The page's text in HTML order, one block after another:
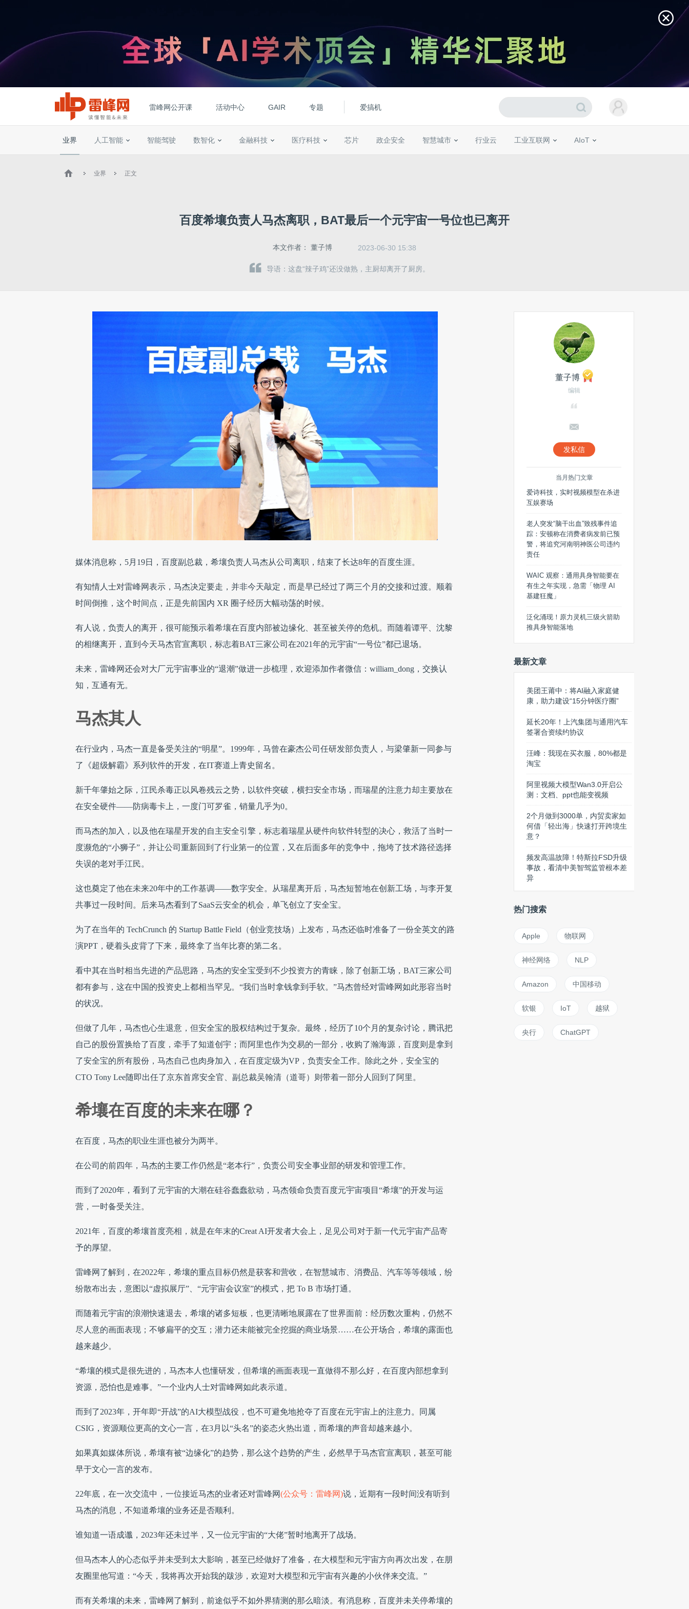
雷峰网公开课 活动中心 GAIR 专题 爱搞机
业界 人工智能 智能驾驶 数智化 金融科技 医疗科技 芯片 政企安全 智慧城市 行业云 工业互联网 AIoT
业界 正文
百度希壤负责人马杰离职，BAT最后一个元宇宙一号位也已离开
本文作者： 董子博 2023-06-30 15:38
导语：这盘“辣子鸡”还没做熟，主厨却离开了厨房。
媒体消息称，5月19日，百度副总裁，希壤负责人马杰从公司离职，结束了长达8年的百度生涯。
有知情人士对雷峰网表示，马杰决定要走，并非今天敲定，而是早已经过了两三个月的交接和过渡。顺着
时间倒推，这个时间点，正是先前国内 XR 圈子经历大幅动荡的时候。
有人说，负责人的离开，很可能预示着希壤在百度内部被边缘化、甚至被关停的危机。而随着谭平、沈黎
的相继离开，直到今天马杰官宣离职，标志着BAT三家公司在2021年的元宇宙“一号位”都已退场。
未来，雷峰网还会对大厂元宇宙事业的“退潮”做进一步梳理，欢迎添加作者微信：william_dong，交换认
知，互通有无。
马杰其人
在行业内，马杰一直是备受关注的“明星”。1999年，马曾在豪杰公司任研发部负责人，与梁肇新一同参与
了《超级解霸》系列软件的开发，在IT赛道上青史留名。
新千年肇始之际，江民杀毒正以风卷残云之势，以软件突破，横扫安全市场，而瑞星的注意力却主要放在
在安全硬件——防病毒卡上，一度门可罗雀，销量几乎为0。
而马杰的加入，以及他在瑞星开发的自主安全引擎，标志着瑞星从硬件向软件转型的决心，救活了当时一
度濒危的“小狮子”，并让公司重新回到了行业第一的位置，又在后面多年的竞争中，拖垮了技术路径选择
失误的老对手江民。
这也奠定了他在未来20年中的工作基调——数字安全。从瑞星离开后，马杰短暂地在创新工场，与李开复
共事过一段时间。后来马杰看到了SaaS云安全的机会，单飞创立了安全宝。
为了在当年的 TechCrunch 的 Startup Battle Field（创业竞技场）上发布，马杰还临时准备了一份全英文的路
演PPT，硬着头皮背了下来，最终拿了当年比赛的第二名。
看中其在当时相当先进的产品思路，马杰的安全宝受到不少投资方的青睐，除了创新工场，BAT三家公司
都有参与，这在中国的投资史上都相当罕见。“我们当时拿钱拿到手软。”马杰曾经对雷峰网如此形容当时
的状况。
但做了几年，马杰也心生退意，但安全宝的股权结构过于复杂。最终，经历了10个月的复杂讨论，腾讯把
自己的股份置换给了百度，牵手了知道创宇；而阿里也作为交易的一部分，收购了瀚海源，百度则是拿到
了安全宝的所有股份，马杰自己也肉身加入，在百度定级为VP，负责安全工作。除此之外，安全宝的
CTO Tony Lee随即出任了京东首席安全官、副总裁吴翰清（道哥）则带着一部分人回到了阿里。
希壤在百度的未来在哪？
在百度，马杰的职业生涯也被分为两半。
在公司的前四年，马杰的主要工作仍然是“老本行”，负责公司安全事业部的研发和管理工作。
而到了2020年，看到了元宇宙的大潮在硅谷蠢蠢欲动，马杰领命负责百度元宇宙项目“希壤”的开发与运
营，一时备受关注。
2021年，百度的希壤首度亮相，就是在年末的Creat AI开发者大会上，足见公司对于新一代元宇宙产品寄
予的厚望。
雷峰网了解到，在2022年，希壤的重点目标仍然是获客和营收，在智慧城市、消费品、汽车等等领域，纷
纷散布出去，意图以“虚拟展厅”、“元宇宙会议室”的模式，把 To B 市场打通。
而随着元宇宙的浪潮快速退去，希壤的诸多短板，也更清晰地展露在了世界面前：经历数次重构，仍然不
尽人意的画面表现；不够扁平的交互；潜力还未能被完全挖掘的商业场景……在公开场合，希壤的露面也
越来越少。
“希壤的模式是很先进的，马杰本人也懂研发，但希壤的画面表现一直做得不那么好，在百度内部想拿到
资源，恐怕也是难事。”一个业内人士对雷峰网如此表示道。
而到了2023年，开年即“开战”的AI大模型战役，也不可避免地抢夺了百度在元宇宙上的注意力。同属
CSIG，资源顺位更高的文心一言，在3月以“头名”的姿态火热出道，而希壤的声音却越来越小。
如果真如媒体所说，希壤有被“边缘化”的趋势，那么这个趋势的产生，必然早于马杰官宣离职，甚至可能
早于文心一言的发布。
22年底，在一次交流中，一位接近马杰的业者还对雷峰网(公众号：雷峰网)说，近期有一段时间没有听到
马杰的消息，不知道希壤的业务还是否顺利。
谁知道一语成谶，2023年还未过半，又一位元宇宙的“大佬”暂时地离开了战场。
但马杰本人的心态似乎并未受到太大影响，甚至已经做好了准备，在大模型和元宇宙方向再次出发，在朋
友圈里他写道：“今天，我将再次开始我的跋涉，欢迎对大模型和元宇宙有兴趣的小伙伴来交流。”
而有关希壤的未来，雷峰网了解到，前途似乎不如外界猜测的那么暗淡。有消息称，百度并未关停希壤的
董子博
编辑
发私信
当月热门文章
爱诗科技，实时视频模型在杀进
互娱赛场
老人突发“脑干出血”致残事件追
踪：安顿称在消费者病发前已预
警，将追究河南明神医公司违约
责任
WAIC 观察：通用具身智能要在
有生之年实现，急需「物理 AI
基建狂魔」
泛化涌现！原力灵机三级火箭助
推具身智能落地
最新文章
美团王莆中：将AI融入家庭健
康，助力建设“15分钟医疗圈”
延长20年！上汽集团与通用汽车
签署合资续约协议
汪峰：我现在买衣服，80%都是
淘宝
阿里视频大模型Wan3.0开启公
测：文档、ppt也能变视频
2个月做到3000单，内贸卖家如
何借「轻出海」快速打开跨境生
意？
频发高温故障！特斯拉FSD升级
事故，看清中美智驾监管根本差
异
热门搜索
Apple 物联网
神经网络 NLP
Amazon 中国移动
软银 IoT 越狱
央行 ChatGPT